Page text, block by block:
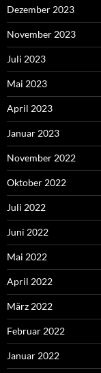
Dezember 2023
November 2023
Juli 2023
Mai 2023
April 2023
Januar 2023
November 2022
Oktober 2022
Juli 2022
Juni 2022
Mai 2022
April 2022
März 2022
Februar 2022
Januar 2022